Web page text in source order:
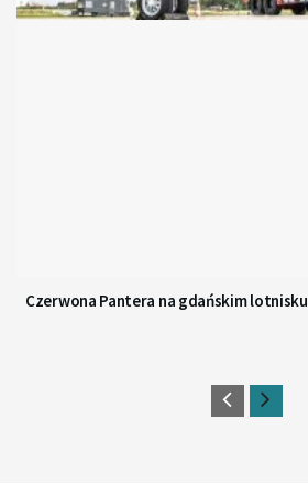
Czerwona Pantera na gdańskim lotnisku